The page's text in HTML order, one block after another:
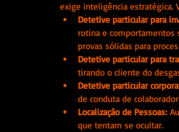
exige inteligência estratégica.
Detetive particular para
rotina e comportamentos
provas sólidas para
Detetive particular para
tirando o cliente do
Detetive particular
de conduta de
Localização de Pessoas:
que tentam se ocultar.